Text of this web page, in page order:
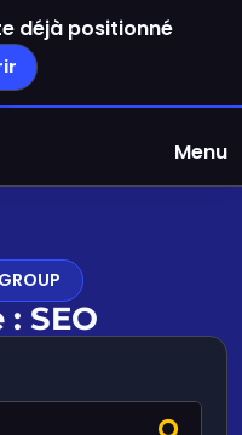
déjà positionné
Menu
SEO